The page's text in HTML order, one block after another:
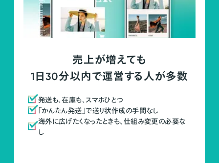
売上が増えても
1日30分以内で運営する人が多数
発送も、在庫も、スマホひとつ
「かんたん発送」で送り状作成の手間なし
海外に広げたくなったときも、仕組み変更の必要な
し